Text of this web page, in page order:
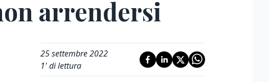
arrendersi
25 settembre 2022
1' di lettura